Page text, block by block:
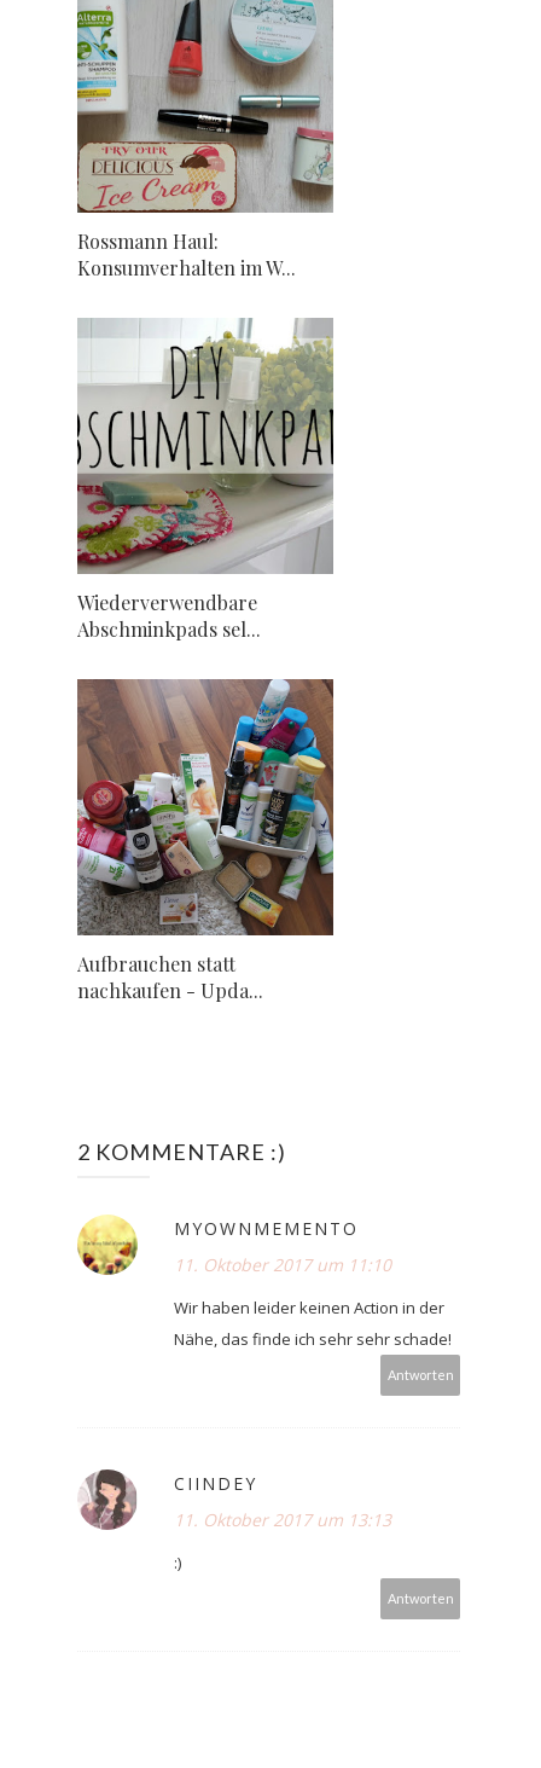
Rossmann Haul:
Konsumverhalten im W...
Wiederverwendbare
Abschminkpads sel...
Aufbrauchen statt
nachkaufen - Upda...
2 KOMMENTARE :)
MYOWNMEMENTO
11. Oktober 2017 um 11:10
Wir haben leider keinen Action in der
Nähe, das finde ich sehr sehr schade!
Antworten
CIINDEY
11. Oktober 2017 um 13:13
:)
Antworten